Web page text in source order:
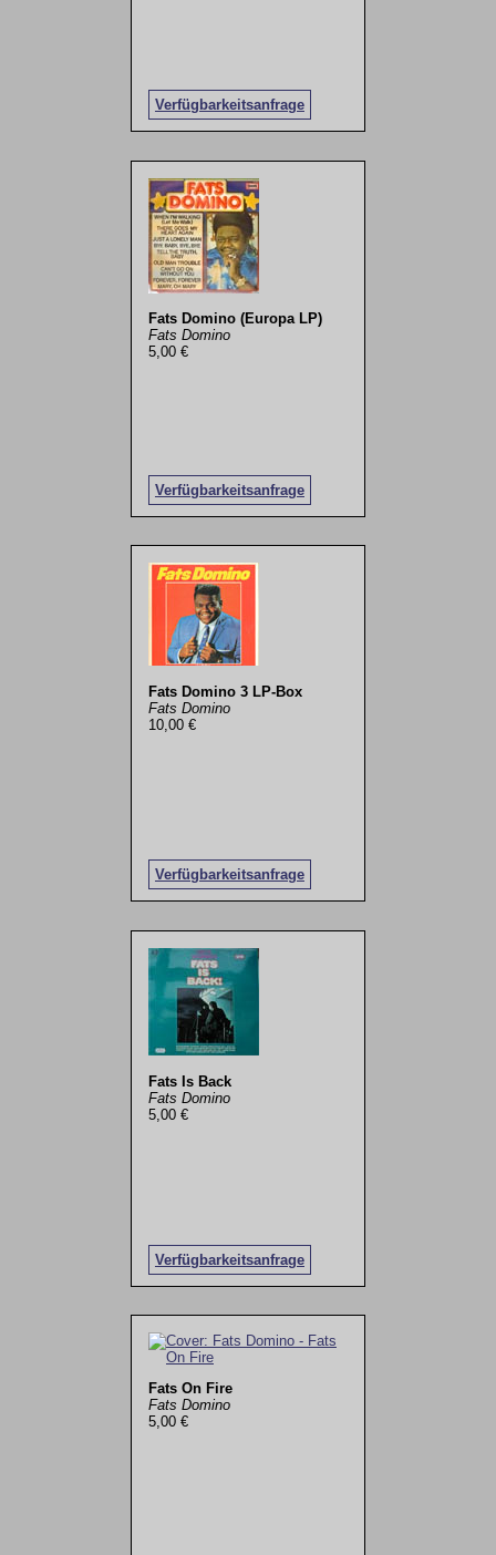
Verfügbarkeitsanfrage
Fats Domino (Europa LP)
Fats Domino
5,00 €
Verfügbarkeitsanfrage
Fats Domino 3 LP-Box
Fats Domino
10,00 €
Verfügbarkeitsanfrage
Fats Is Back
Fats Domino
5,00 €
Verfügbarkeitsanfrage
Fats On Fire
Fats Domino
5,00 €